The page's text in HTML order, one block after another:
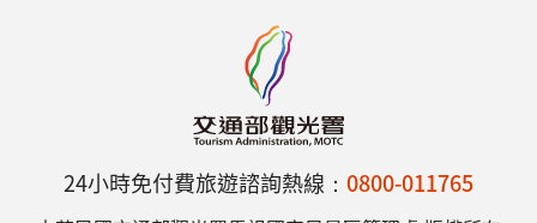
24小時免付費旅遊諮詢熱線： 0800-011765